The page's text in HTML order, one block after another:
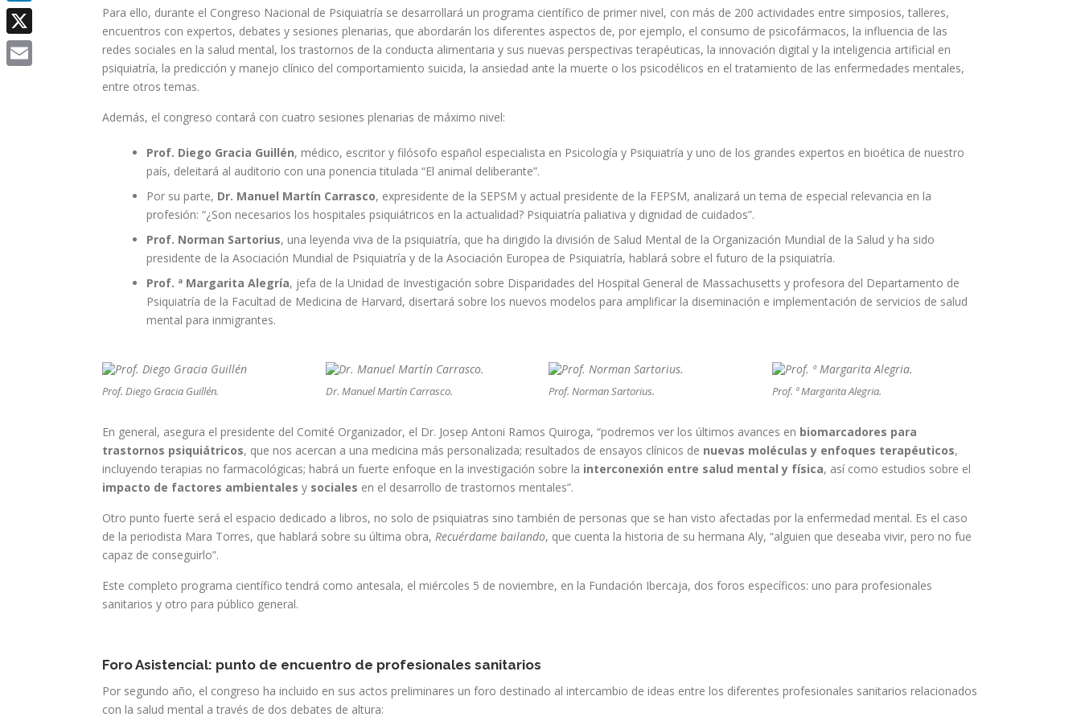
Para ello, durante el Congreso Nacional de Psiquiatría se desarrollará un programa científico de primer nivel, con más de 200 actividades entre simposios, talleres,
encuentros con expertos, debates y sesiones plenarias, que abordarán los diferentes aspectos de, por ejemplo, el consumo de psicofármacos, la influencia de las
redes sociales en la salud mental, los trastornos de la conducta alimentaria y sus nuevas perspectivas terapéuticas, la innovación digital y la inteligencia artificial en
psiquiatría, la predicción y manejo clínico del comportamiento suicida, la ansiedad ante la muerte o los psicodélicos en el tratamiento de las enfermedades mentales,
entre otros temas.
Además, el congreso contará con cuatro sesiones plenarias de máximo nivel:
Prof. Diego Gracia Guillén, médico, escritor y filósofo español especialista en Psicología y Psiquiatría y uno de los grandes expertos en bioética de nuestro
país, deleitará al auditorio con una ponencia titulada “El animal deliberante”.
Por su parte, Dr. Manuel Martín Carrasco, expresidente de la SEPSM y actual presidente de la FEPSM, analizará un tema de especial relevancia en la
profesión: “¿Son necesarios los hospitales psiquiátricos en la actualidad? Psiquiatría paliativa y dignidad de cuidados”.
Prof. Norman Sartorius, una leyenda viva de la psiquiatría, que ha dirigido la división de Salud Mental de la Organización Mundial de la Salud y ha sido
presidente de la Asociación Mundial de Psiquiatría y de la Asociación Europea de Psiquiatría, hablará sobre el futuro de la psiquiatría.
Prof. ª Margarita Alegría, jefa de la Unidad de Investigación sobre Disparidades del Hospital General de Massachusetts y profesora del Departamento de
Psiquiatría de la Facultad de Medicina de Harvard, disertará sobre los nuevos modelos para amplificar la diseminación e implementación de servicios de salud
mental para inmigrantes.
Prof. Diego Gracia Guillén. Dr. Manuel Martín Carrasco. Prof. Norman Sartorius. Prof. ª Margarita Alegria.
En general, asegura el presidente del Comité Organizador, el Dr. Josep Antoni Ramos Quiroga, “podremos ver los últimos avances en biomarcadores para
trastornos psiquiátricos, que nos acercan a una medicina más personalizada; resultados de ensayos clínicos de nuevas moléculas y enfoques terapéuticos,
incluyendo terapias no farmacológicas; habrá un fuerte enfoque en la investigación sobre la interconexión entre salud mental y física, así como estudios sobre el
impacto de factores ambientales y sociales en el desarrollo de trastornos mentales”.
Otro punto fuerte será el espacio dedicado a libros, no solo de psiquiatras sino también de personas que se han visto afectadas por la enfermedad mental. Es el caso
de la periodista Mara Torres, que hablará sobre su última obra, Recuérdame bailando, que cuenta la historia de su hermana Aly, “alguien que deseaba vivir, pero no fue
capaz de conseguirlo”.
Este completo programa científico tendrá como antesala, el miércoles 5 de noviembre, en la Fundación Ibercaja, dos foros específicos: uno para profesionales
sanitarios y otro para público general.
Foro Asistencial: punto de encuentro de profesionales sanitarios
Por segundo año, el congreso ha incluido en sus actos preliminares un foro destinado al intercambio de ideas entre los diferentes profesionales sanitarios relacionados
con la salud mental a través de dos debates de altura:
LinkedIn
X